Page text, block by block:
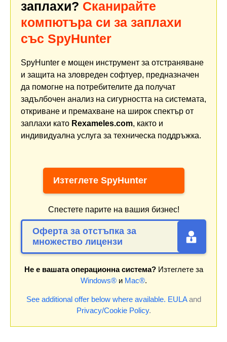
заплахи? Сканирайте
компютъра си за заплахи
със SpyHunter
SpyHunter е мощен инструмент за отстраняване
и защита на зловреден софтуер, предназначен
да помогне на потребителите да получат
задълбочен анализ на сигурността на системата,
откриване и премахване на широк спектър от
заплахи като Rexameles.com, както и
индивидуална услуга за техническа поддръжка.
Изтеглете SpyHunter
Спестете парите на вашия бизнес!
Оферта за отстъпка за
множество лицензи
Не е вашата операционна система?Изтеглете за
Windows®и Mac®.
See additional offer below where available. EULAand
Privacy/Cookie Policy.